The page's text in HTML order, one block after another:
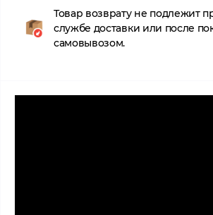
Товар возврату не подлежит
службе доставки или после
самовывозом.